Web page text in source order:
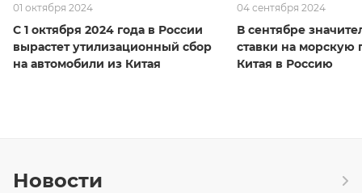
01 октября 2024
С 1 октября 2024 года в России
вырастет утилизационный сбор
на автомобили из Китая
04 сентября 2024
В сентябре
ставки на морскую
Китая в Россию
Новости